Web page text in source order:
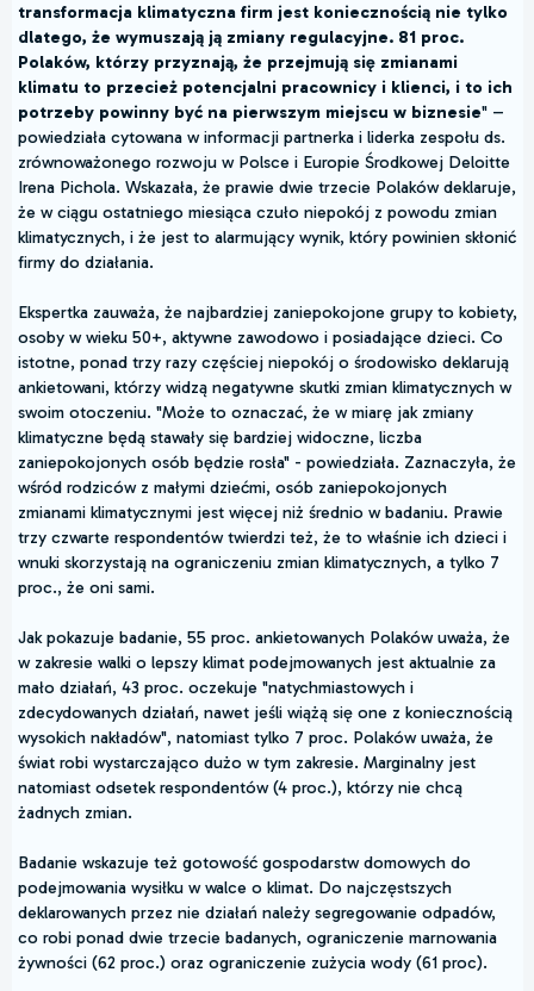
transformacja klimatyczna firm jest koniecznością nie tylko
dlatego, że wymuszają ją zmiany regulacyjne. 81 proc.
Polaków, którzy przyznają, że przejmują się zmianami
klimatu to przecież potencjalni pracownicy i klienci, i to ich
potrzeby powinny być na pierwszym miejscu w biznesie" –
powiedziała cytowana w informacji partnerka i liderka zespołu ds.
zrównoważonego rozwoju w Polsce i Europie Środkowej Deloitte
Irena Pichola. Wskazała, że prawie dwie trzecie Polaków deklaruje,
że w ciągu ostatniego miesiąca czuło niepokój z powodu zmian
klimatycznych, i że jest to alarmujący wynik, który powinien skłonić
firmy do działania.
Ekspertka zauważa, że najbardziej zaniepokojone grupy to kobiety,
osoby w wieku 50+, aktywne zawodowo i posiadające dzieci. Co
istotne, ponad trzy razy częściej niepokój o środowisko deklarują
ankietowani, którzy widzą negatywne skutki zmian klimatycznych w
swoim otoczeniu. "Może to oznaczać, że w miarę jak zmiany
klimatyczne będą stawały się bardziej widoczne, liczba
zaniepokojonych osób będzie rosła" - powiedziała. Zaznaczyła, że
wśród rodziców z małymi dziećmi, osób zaniepokojonych
zmianami klimatycznymi jest więcej niż średnio w badaniu. Prawie
trzy czwarte respondentów twierdzi też, że to właśnie ich dzieci i
wnuki skorzystają na ograniczeniu zmian klimatycznych, a tylko 7
proc., że oni sami.
Jak pokazuje badanie, 55 proc. ankietowanych Polaków uważa, że
w zakresie walki o lepszy klimat podejmowanych jest aktualnie za
mało działań, 43 proc. oczekuje "natychmiastowych i
zdecydowanych działań, nawet jeśli wiążą się one z koniecznością
wysokich nakładów", natomiast tylko 7 proc. Polaków uważa, że
świat robi wystarczająco dużo w tym zakresie. Marginalny jest
natomiast odsetek respondentów (4 proc.), którzy nie chcą
żadnych zmian.
Badanie wskazuje też gotowość gospodarstw domowych do
podejmowania wysiłku w walce o klimat. Do najczęstszych
deklarowanych przez nie działań należy segregowanie odpadów,
co robi ponad dwie trzecie badanych, ograniczenie marnowania
żywności (62 proc.) oraz ograniczenie zużycia wody (61 proc).